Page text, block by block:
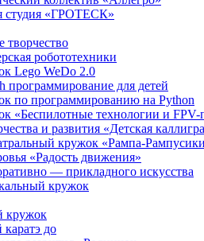
студия «ГРОТЕСК»
творчество
робототехники
Lego WeDo 2.0
программирование для детей
по программированию на Python
«Беспилотные технологии и FPV-
и развития «Детская
кружок «Рампа-
«Радость движения»
— прикладного искусства
кружок
кружок
до